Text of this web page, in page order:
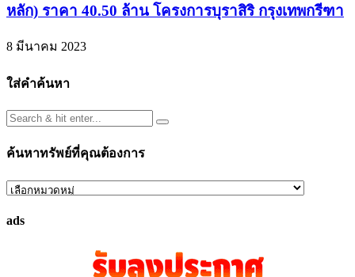
หลัก) ราคา 40.50 ล้าน โครงการบุราสิริ กรุงเทพกรีฑา
8 มีนาคม 2023
ใส่คำค้นหา
ค้นหาทรัพย์ที่คุณต้องการ
ค้นหา
ที่
ads